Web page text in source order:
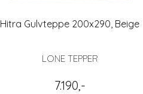
Hitra Gulvteppe 200x290, Beige
LONE TEPPER
7.190,-